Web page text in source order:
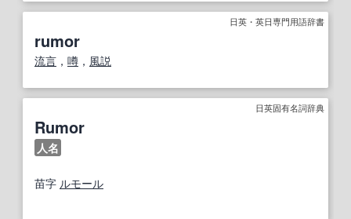
日英・英日専門用語辞書
rumor
流言 ， 噂 ， 風説
日英固有名詞辞典
Rumor
人名
苗字 ルモール